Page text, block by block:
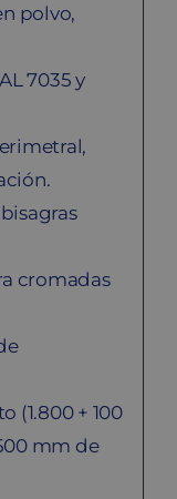
polvo,
7035 y
cromadas
(1.800 + 100
mm de